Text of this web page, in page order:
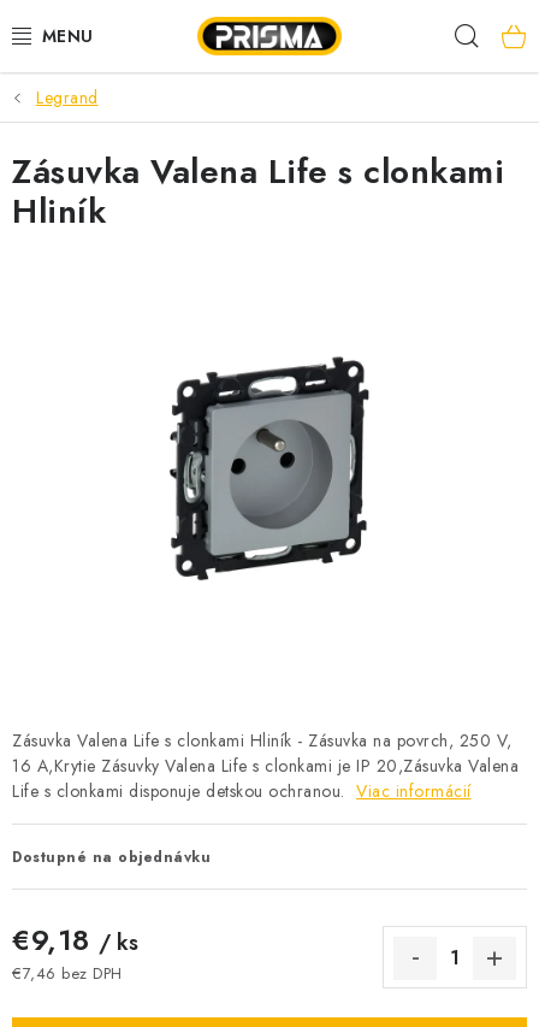
na
AKCIE
LED PÁSY
MODULÁRNE PRÍSTROJE
SVORKY, ROZBOČOVAČE A OSTATNÉ
BATÉRIE A NABÍJAČKY
SVIETIDLÁ A SVETELNÉ ZDROJE
ÚLOŽNÝ MATERIÁL
ZÁSUVKY A VYPÍNAČE
ELEKTROMEROVÉ ROZVÁDZAČE
Legrand
Zásuvka Valena Life s clonkami Hliník - Zásuvka na povrch, 250 V,
16 A,Krytie Zásuvky Valena Life s clonkami je IP 20,Zásuvka Valena
Life s clonkami disponuje detskou ochranou. Viac informácií
Dostupné na objednávku
€9,18 / ks
€7,46 bez DPH
Zásuvka Valena Life s clonkami
Hliník